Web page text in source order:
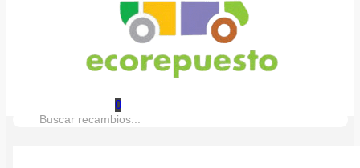
0
Buscar: